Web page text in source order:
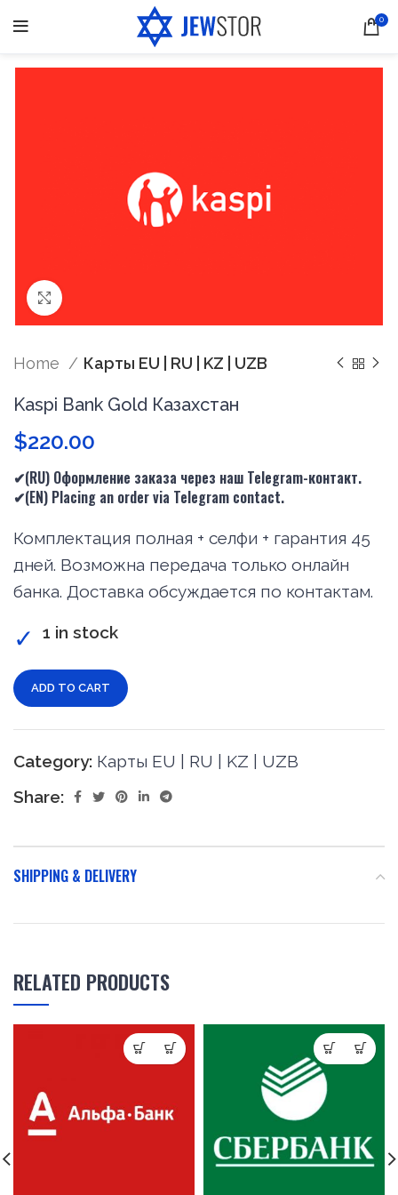
0
Home Карты EU | RU | KZ | UZB
Kaspi Bank Gold Казахстан
$220.00
✔(RU) Оформление заказа через наш Telegram-контакт.
✔(EN) Placing an order via Telegram contact.
Комплектация полная + селфи + гарантия 45
дней. Возможна передача только онлайн
банка. Доставка обсуждается по контактам.
1 in stock
ADD TO CART
Category: Карты EU | RU | KZ | UZB
Share:
SHIPPING & DELIVERY
RELATED PRODUCTS